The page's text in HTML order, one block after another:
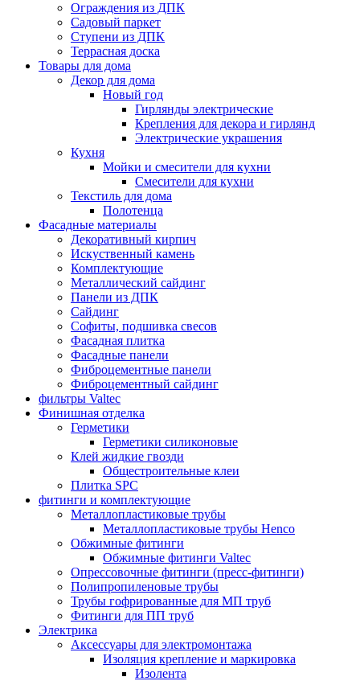
Ограждения из ДПК
Садовый паркет
Ступени из ДПК
Террасная доска
Товары для дома
Декор для дома
Новый год
Гирлянды электрические
Крепления для декора и гирлянд
Электрические украшения
Кухня
Мойки и смесители для кухни
Смесители для кухни
Текстиль для дома
Полотенца
Фасадные материалы
Декоративный кирпич
Искуственный камень
Комплектующие
Металлический сайдинг
Панели из ДПК
Сайдинг
Софиты, подшивка свесов
Фасадная плитка
Фасадные панели
Фиброцементные панели
Фиброцементный сайдинг
фильтры Valtec
Финишная отделка
Герметики
Герметики силиконовые
Клей жидкие гвозди
Общестроительные клеи
Плитка SPC
фитинги и комплектующие
Металлопластиковые трубы
Металлопластиковые трубы Henco
Обжимные фитинги
Обжимные фитинги Valtec
Опрессовочные фитинги (пресс-фитинги)
Полипропиленовые трубы
Трубы гофрированные для МП труб
Фитинги для ПП труб
Электрика
Аксессуары для электромонтажа
Изоляция крепление и маркировка
Изолента